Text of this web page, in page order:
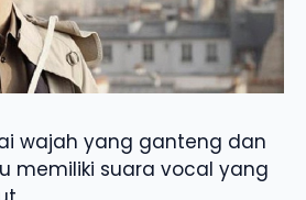
wajah yang ganteng dan
memiliki suara vocal yang